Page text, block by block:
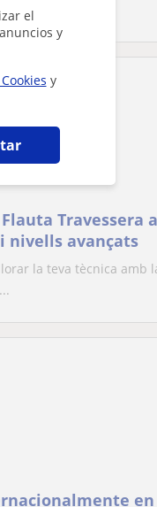
el
y
y
Travessera a
nivells avançats
la teva tècnica amb
en